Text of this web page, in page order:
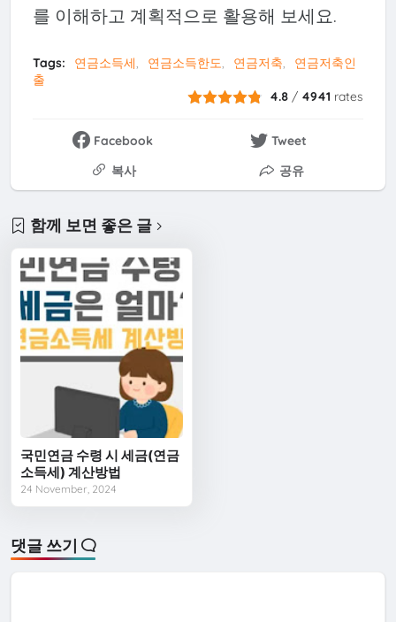
를 이해하고 계획적으로 활용해 보세요.
Tags: 연금소득세 연금소득한도 연금저축
연금저축인
출
4.8 / 4941 rates
Facebook
Tweet
복사
공유
함께 보면 좋은 글
국민연금 수령 시 세금(연금
소득세) 계산방법
24 November, 2024
댓글 쓰기